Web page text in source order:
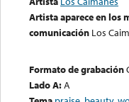
Artista aparece en los
comunicación Los
Formato de grabación
Lado A:A